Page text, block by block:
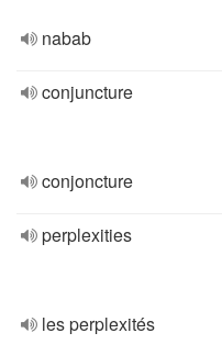
nabab
conjuncture
conjoncture
perplexities
les perplexités